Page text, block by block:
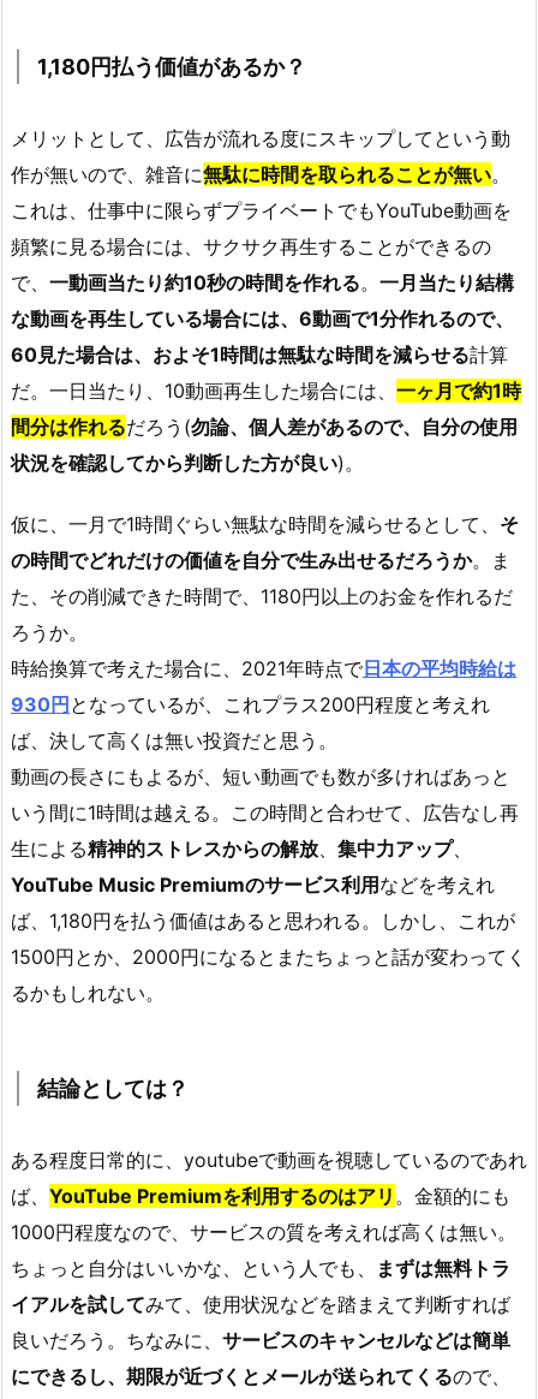
1,180円払う価値があるか？
メリットとして、広告が流れる度にスキップしてという動
作が無いので、雑音に無駄に時間を取られることが無い。
これは、仕事中に限らずプライベートでもYouTube動画を
頻繁に見る場合には、サクサク再生することができるの
で、 一動画当たり約10秒の時間を作れる。 一月当たり結構
な動画を再生している場合には、6動画で1分作れるので、
60見た場合は、およそ1時間は無駄な時間を減らせる計算
だ。一日当たり、10動画再生した場合には、 一ヶ月で約1時
間分は作れるだろう(勿論、個人差があるので、自分の使用
状況を確認してから判断した方が良い)。
仮に、一月で1時間ぐらい無駄な時間を減らせるとして、 そ
の時間でどれだけの価値を自分で生み出せるだろうか。ま
た、その削減できた時間で、1180円以上のお金を作れるだ
ろうか。
時給換算で考えた場合に、2021年時点で日本の平均時給は
930円 となっているが、これプラス200円程度と考えれ
ば、決して高くは無い投資だと思う。
動画の長さにもよるが、短い動画でも数が多ければあっと
いう間に1時間は越える。この時間と合わせて、広告なし再
生による精神的ストレスからの解放、 集中力アップ、
YouTube Music Premiumのサービス利用 などを考えれ
ば、1,180円を払う価値はあると思われる。しかし、これが
1500円とか、2000円になるとまたちょっと話が変わってく
るかもしれない。
結論としては？
ある程度日常的に、youtubeで動画を視聴しているのであれ
ば、 YouTube Premiumを利用するのはアリ 。金額的にも
1000円程度なので、サービスの質を考えれば高くは無い。
ちょっと自分はいいかな、という人でも、
まずは無料トラ
イアルを試してみて、使用状況などを踏まえて判断すれば
良いだろう。ちなみに、 サービスのキャンセルなどは簡単
にできるし、期限が近づくとメールが送られてくるので、